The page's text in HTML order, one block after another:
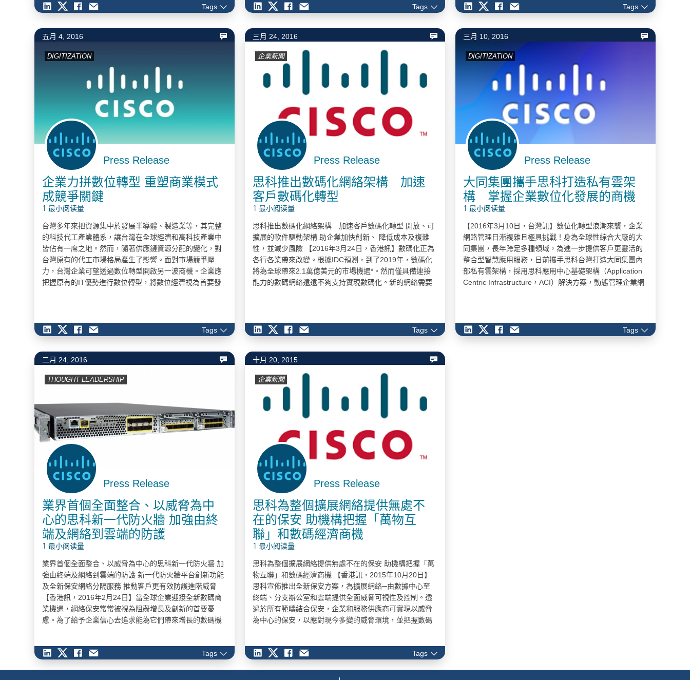
讓整個供應鏈產生結構性的資安漏洞，一不小心便可能造
Tags
以更應積極正視影子IT所帶來的影響和衝擊，第一步便是
立IT人員對於企業內部資安風險的意識；另外，企業也需
至基層員工，灌輸正確的資安觀念，更讓員工了解影子IT
的風險，建立完善的資安防禦危機意識，並正視網路安全
Tags
透過採納前線員工的意見，Zara所製造的產品種類比同業
爭者的90％為高。…
Tags
五月 4, 2016
DIGITIZATION
Press Release
企業力拼數位轉型 重塑商業模式
成競爭關鍵
1 最小阅读量
台灣多年來把資源集中於發展半導體、製造業等，其完整
的科技代工產業體系，讓台灣在全球經濟和高科技產業中
皆佔有一席之地。然而，隨著供應鏈資源分配的變化，對
台灣原有的代工市場格局產生了影響。面對市場競爭壓
力，台灣企業可望透過數位轉型開啟另一波商機。企業應
把握原有的IT優勢進行數位轉型，將數位經濟視為首要發
鍵在於是否能快速且精準地掌握核心價值，建立真正的差
異化策略，勇於開創全新商業模式，挑戰產業傳統。台灣
企業若要在數位浪潮中奪得先機、成功進行數位轉型，需
遵循三個重要原則。首先，企業必須徹底顛覆傳統的思
式，創造更高的效率和價值；其次，在業務發展策略上，
至行動、雲端、數據分析等領域；同時，也需跳脫傳統的
企業文化，建構快速、創新的溝通平台，才能面對日新月
異的科技變革。…
Tags
三月 24, 2016
企業新聞
Press Release
思科推出數碼化網絡架構 加速
客戶數碼化轉型
1 最小阅读量
思科推出數碼化網絡架構 加速客戶數碼化轉型 開放、可
擴展的軟件驅動架構 助企業加快創新、 降低成本及複雜
性，並減少風險 【2016年3月24日，香港訊】數碼化正為
各行各業帶來改變。根據IDC預測，到了2019年，數碼化
將為全球帶來2.1萬億美元的市場機遇*。然而僅具備連接
能力的數碼網絡遠遠不夠支持實現數碼化。新的網絡需要
護。 在各個企業研究如何邁向數碼化的同時，網絡領域湧
現了大量創新科技，包括軟件定義網絡（Software…
Tags
三月 10, 2016
DIGITIZATION
Press Release
大同集團攜手思科打造私有雲架
構 掌握企業數位化發展的商機
1 最小阅读量
【2016年3月10日，台灣訊】數位化轉型浪潮來襲，企業
網路管理日漸複雜且極具挑戰！身為全球性綜合大廠的大
同集團，長年跨足多種領域，為進一步提供客戶更靈活的
整合型智慧應用服務，日前攜手思科台灣打造大同集團內
部私有雲架構，採用思科應用中心基礎架構（Application
Centric Infrastructure，ACI）解決方案，動態管理企業網
百年，為多種產業客戶提供智慧相關服務，包括智慧電
網、微電網、太陽能與監控系統、智慧照護等。隨著數位
Tags
二月 24, 2016
THOUGHT LEADERSHIP
Press Release
業界首個全面整合、以威脅為中
心的思科新一代防火牆 加強由終
端及網絡到雲端的防護
1 最小阅读量
業界首個全面整合、以威脅為中心的思科新一代防火牆 加
強由終端及網絡到雲端的防護 新一代防火牆平台創新功能
及全新保安網絡分隔服務 推動客戶更有效防護進階威脅
【香港訊，2016年2月24日】當全球企業迎接全新數碼商
業機遇，網絡保安常常被視為阻礙增長及創新的首要憂
慮。為了給予企業信心去追求能為它們帶來增長的數碼機
首個全面整合、以威脅為中心的思科Firepower™新一代防
Tags
十月 20, 2015
企業新聞
Press Release
思科為整個擴展網絡提供無處不
在的保安 助機構把握「萬物互
聯」和數碼經濟商機
1 最小阅读量
思科為整個擴展網絡提供無處不在的保安 助機構把握「萬
物互聯」和數碼經濟商機 【香港訊，2015年10月20日】
思科宣佈推出全新保安方案，為擴展網絡─由數據中心至
終端、分支辦公室和雲端提供全面威脅可視性及控制。透
過於所有範疇結合保安，企業和服務供應商可實現以威脅
為中心的保安，以應對現今多變的威脅環境，並把握數碼
Services）的預測，未來十年，「萬物互聯」市場將為全
元的商機。此外，根據2015年思科視覺網絡指數
Tags